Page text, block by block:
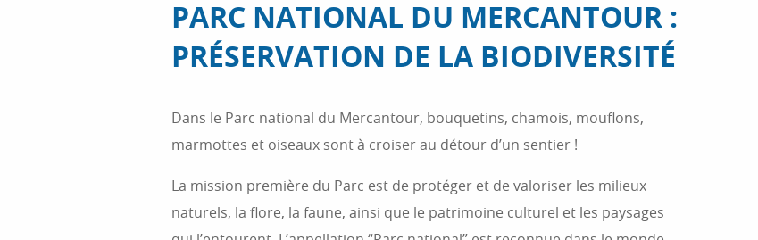
PARC NATIONAL DU MERCANTOUR :
PRÉSERVATION DE LA BIODIVERSITÉ
Dans le Parc national du Mercantour, bouquetins, chamois, mouflons,
marmottes et oiseaux sont à croiser au détour d’un sentier !
La mission première du Parc est de protéger et de valoriser les milieux
naturels, la flore, la faune, ainsi que le patrimoine culturel et les paysages